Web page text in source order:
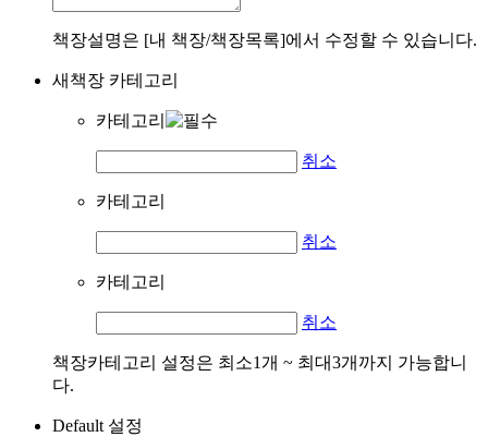
책장설명은 [내 책장/책장목록]에서 수정할 수 있습니다.
새책장 카테고리
카테고리
취소
카테고리
취소
카테고리
취소
책장카테고리 설정은 최소1개 ~ 최대3개까지 가능합니
다.
Default 설정